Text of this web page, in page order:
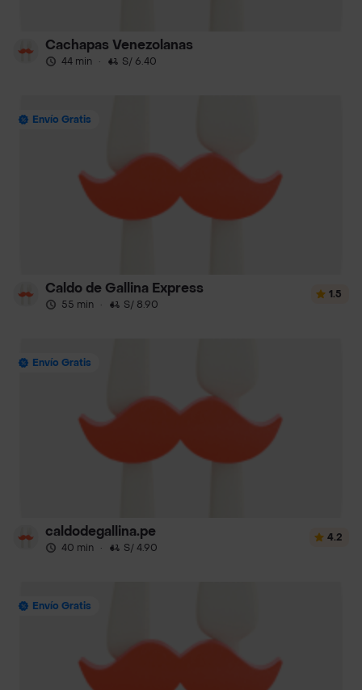
Cachapas Venezolanas
44 min · S/ 6.40
Envío Gratis
Caldo de Gallina Express
55 min · S/ 8.90
1.5
Envío Gratis
caldodegallina.pe
40 min · S/ 4.90
4.2
Envío Gratis